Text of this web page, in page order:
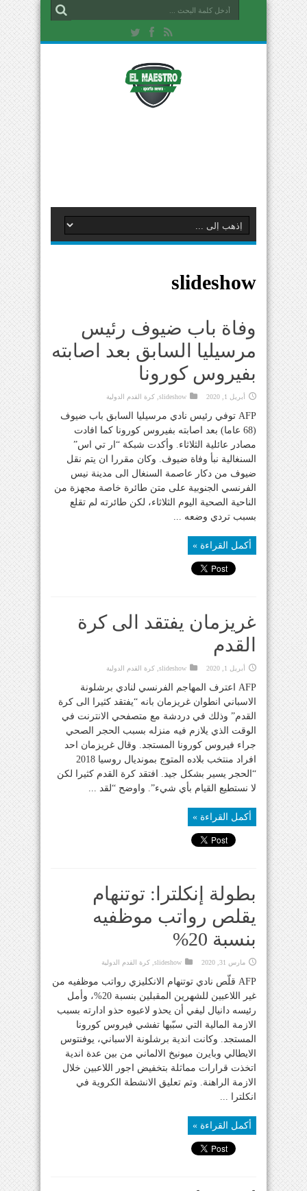
slideshow
وفاة باب ضيوف رئيس
مرسيليا السابق بعد اصابته
بفيروس كورونا
أبريل 1, 2020 slideshow كرة القدم الدولية
AFP توفي رئيس نادي مرسيليا السابق باب ضيوف
(68 عاما) بعد اصابته بفيروس كورونا كما افادت
مصادر عائلية الثلاثاء. وأكدت شبكة “ار تي اس”
السنغالية نبأ وفاة ضيوف. وكان مقررا ان يتم نقل
ضيوف من دكار عاصمة السنغال الى مدينة نيس
الفرنسي الجنوبية على متن طائرة خاصة مجهزة من
الناحية الصحية اليوم الثلاثاء، لكن طائرته لم تقلع
بسبب تردي وضعه ...
أكمل القراءة »
غريزمان يفتقد الى كرة
القدم
أبريل 1, 2020 slideshow كرة القدم الدولية
AFP اعترف المهاجم الفرنسي لنادي برشلونة
الاسباني انطوان غريزمان بانه “يفتقد كثيرا الى كرة
القدم” وذلك في دردشة مع متصفحي الانترنت في
الوقت الذي يلازم فيه منزله بسبب الحجر الصحي
جراء فيروس كورونا المستجد. وقال غريزمان احد
افراد منتخب بلاده المتوج بمونديال روسيا 2018
“الحجر يسير بشكل جيد. افتقد كرة القدم كثيرا لكن
لا نستطيع القيام بأي شيء”. واوضح “لقد ...
أكمل القراءة »
بطولة إنكلترا: توتنهام
يقلص رواتب موظفيه
بنسبة 20%
مارس 31, 2020 slideshow كرة القدم الدولية
AFP قلّص نادي توتنهام الانكليزي رواتب موظفيه من
غير اللاعبين للشهرين المقبلين بنسبة 20%، وأمل
رئيسه دانيال ليفي أن يحذو لاعبوه حذو ادارته بسبب
الازمة المالية التي سبّبها تفشي فيروس كورونا
المستجد. وكانت اندية برشلونة الاسباني، يوفنتوس
الايطالي وبايرن ميونيخ الالماني من بين عدة اندية
اتخذت قرارات مماثلة بتخفيض اجور اللاعبين خلال
الازمة الراهنة. وتم تعليق الانشطة الكروية في
انكلترا ...
أكمل القراءة »